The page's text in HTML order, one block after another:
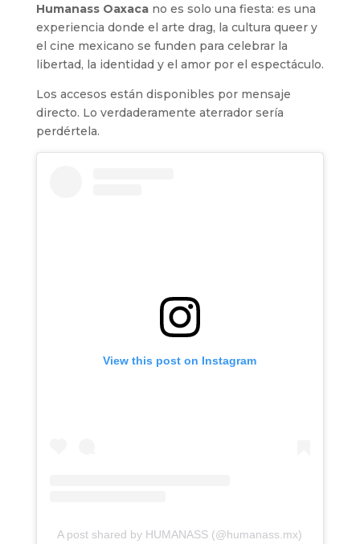
Humanass Oaxacano es solo una fiesta: es una
experiencia donde el arte drag, la cultura queer y
el cine mexicano se funden para celebrar la
libertad, la identidad y el amor por el espectáculo.
Los accesos están disponibles por mensaje
directo. Lo verdaderamente aterrador sería
perdértela.
View this post on Instagram
A post shared by HUMANASS (@humanass.mx)